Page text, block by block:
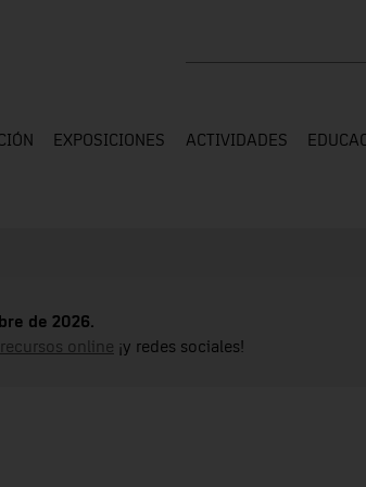
EXPOSICIONES ACTIVIDADES
de 2026.
recursos online ¡y redes sociales!